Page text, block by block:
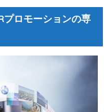
プロモーションの専